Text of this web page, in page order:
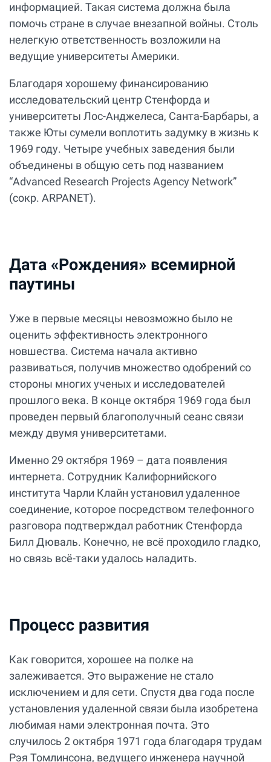
информацией. Такая система должна была
помочь стране в случае внезапной войны. Столь
нелегкую ответственность возложили на
ведущие университеты Америки.
Благодаря хорошему финансированию
исследовательский центр Стенфорда и
университеты Лос-Анджелеса, Санта-Барбары, а
также Юты сумели воплотить задумку в жизнь к
1969 году. Четыре учебных заведения были
объединены в общую сеть под названием
“Advanced Research Projects Agency Network”
(сокр. ARPANET).
Дата «Рождения» всемирной
паутины
Уже в первые месяцы невозможно было не
оценить эффективность электронного
новшества. Система начала активно
развиваться, получив множество одобрений со
стороны многих ученых и исследователей
прошлого века. В конце октября 1969 года был
проведен первый благополучный сеанс связи
между двумя университетами.
Именно 29 октября 1969 – дата появления
интернета. Сотрудник Калифорнийского
института Чарли Клайн установил удаленное
соединение, которое посредством телефонного
разговора подтверждал работник Стенфорда
Билл Дюваль. Конечно, не всё проходило гладко,
но связь всё-таки удалось наладить.
Процесс развития
Как говорится, хорошее на полке на
залеживается. Это выражение не стало
исключением и для сети. Спустя два года после
установления удаленной связи была изобретена
любимая нами электронная почта. Это
случилось 2 октября 1971 года благодаря трудам
Рэя Томлинсона, ведущего инженера научной